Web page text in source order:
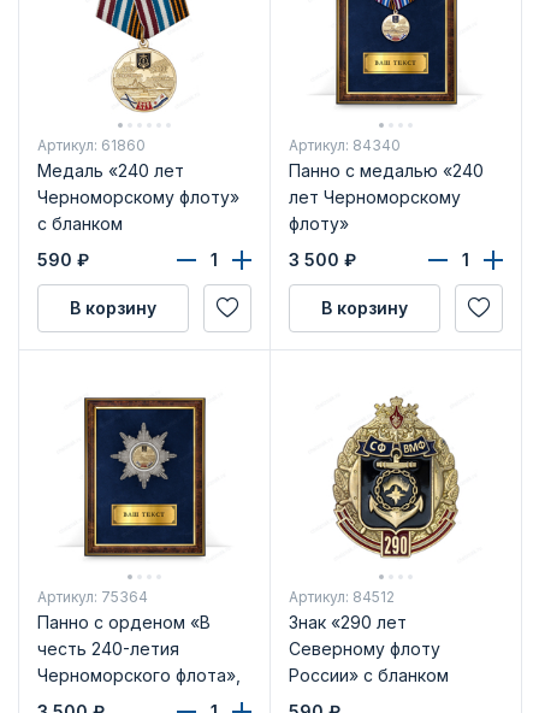
Артикул: 61860
Медаль «240 лет
Черноморскому флоту»
с бланком
удостоверения
590 ₽
В корзину
Артикул: 84340
Панно с медалью «240
лет Черноморскому
флоту»
3 500 ₽
В корзину
Артикул: 75364
Панно с орденом «В
честь 240-летия
Черноморского флота»,
нейзильбер
Артикул: 84512
Знак «290 лет
Северному флоту
России» с бланком
удостоверения